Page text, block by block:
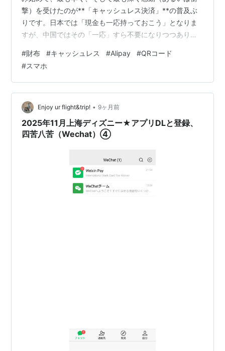
撃）を受けたのが**「キャッシュレス決済」**の普及ぶ
りです。日本では「現金も一応持っておこう」となりま
すが、中国ではその「一応」すら不要になりつつありま
い生活」の深層を、投資家としての視点も交えて詳しく
解説します。 目次 日本の「キャッシュレス」とは次元が
違う普及率 実体験：私が「財布」を家に忘れた日 2026
年最新トレンド：iPhone 17eと決済の進化 投資家視点で
見る「データの価値」 注意点：もしスマホの充電が切れ
たら？ まと…
#財布 #キャッシュレス #Alipay #QRコード
#スマホ
Enjoy ur flight&trip! • 9ヶ月前
2025年11月上海ディズニー★アプリDLと登録、
四苦八苦（Wechat）④